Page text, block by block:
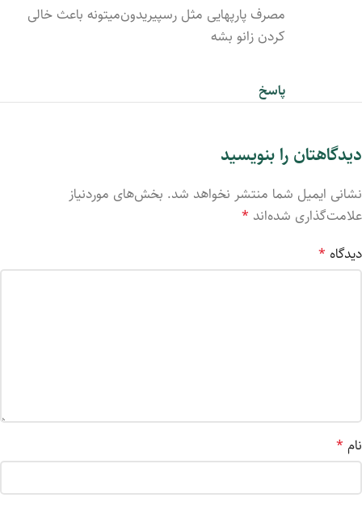
مصرف پارپهایی مثل رسپیریدون‌میتونه باعث خالی
کردن زانو بشه
پاسخ
دیدگاهتان را بنویسید
نشانی ایمیل شما منتشر نخواهد شد. بخش‌های موردنیاز
علامت‌گذاری شده‌اند *
دیدگاه *
نام *